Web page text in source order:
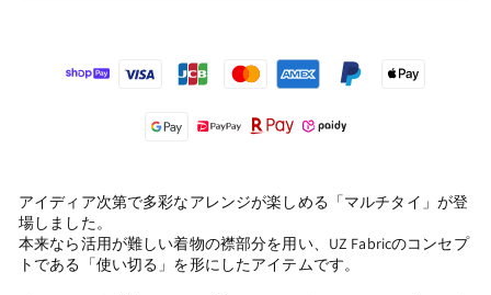
アイディア次第で多彩なアレンジが楽しめる「マルチタイ」が登
場しました。
本来なら活用が難しい着物の襟部分を用い、UZ Fabricのコンセプ
トである「使い切る」を形にしたアイテムです。